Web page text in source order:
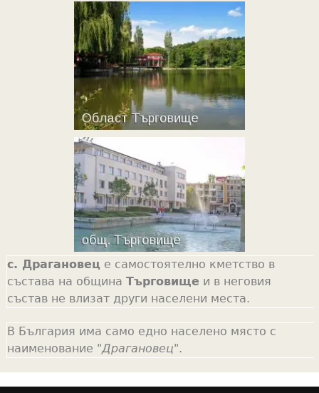
с. Драгановец е самостоятелно кметство в
състава на община Търговище и в неговия
състав не влизат други населени места.
В България има само едно населено място с
наименование "Драгановец".